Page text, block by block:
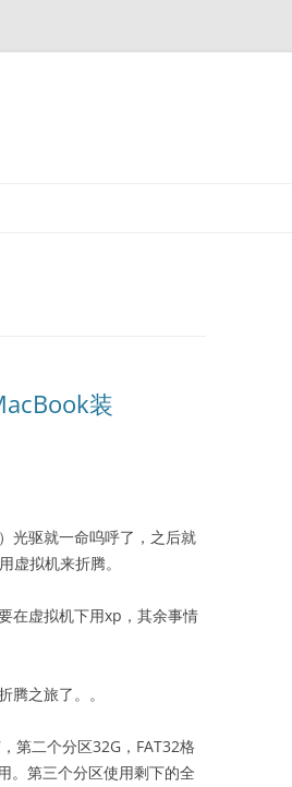
装
光驱就一命呜呼了，之后就
拟机来折腾。
在虚拟机下用xp，其余事情
之旅了。。
第二个分区32G，FAT32格
。第三个分区使用剩下的全